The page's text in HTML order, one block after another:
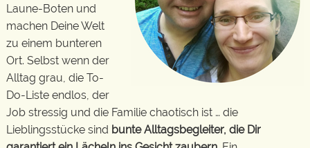
Laune-Boten und
machen Deine Welt
zu einem bunteren
Ort. Selbst wenn der
Alltag grau, die To-
Do-Liste endlos, der
Job stressig und die Familie chaotisch ist … die
Lieblingsstücke sind bunte Alltagsbegleiter, die Dir